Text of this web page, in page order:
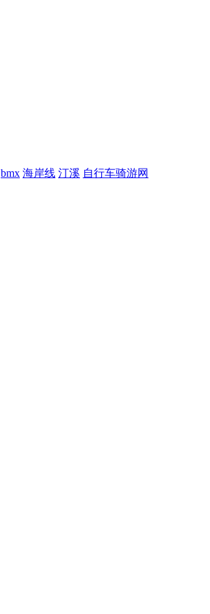
bmx 海岸线 汀溪 自行车骑游网